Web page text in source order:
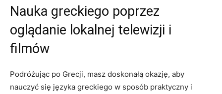
Nauka greckiego poprzez‍
oglądanie lokalnej telewizji​ i
filmów
Podróżując po Grecji, masz doskonałą okazję, aby
nauczyć​ się języka greckiego w sposób praktyczny i ​